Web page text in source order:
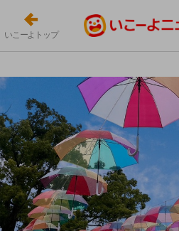
いこーよトップ